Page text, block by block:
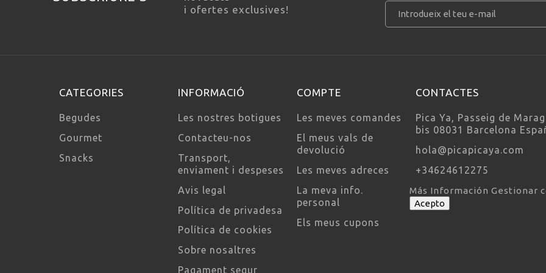
i ofertes exclusives!
CATEGORIES
Begudes
Gourmet
Snacks
INFORMACIÓ
Les nostres botigues
Contacteu-nos
Transport,
enviament i despeses
Avis legal
Política de privadesa
Política de cookies
Sobre nosaltres
Pagament segur
COMPTE
Les meves comandes
El meus vals de
devolució
Les meves adreces
La meva info.
personal
Els meus cupons
CONTACTES
Pica Ya, Passeig de
bis 08031 Barcelona
hola@picapicaya.com
+34624612275
Más Información Gestionar
Acepto